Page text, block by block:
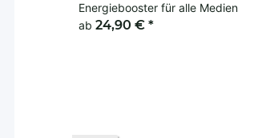
Energiebooster für alle Medien
ab 24,90 € *